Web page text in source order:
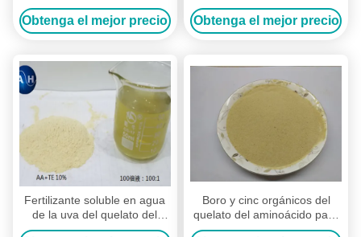
fertilizante del árbol de cal
del mango del melocotón
Obtenga el mejor precio
aminoácido del molibdeno
para los árboles frutales
Obtenga el mejor precio
Fertilizante soluble en agua
de la uva del quelato del
aminoácido del fertilizante
Boro y cinc orgánicos del
quelato del aminoácido para
el fertilizante de los árboles